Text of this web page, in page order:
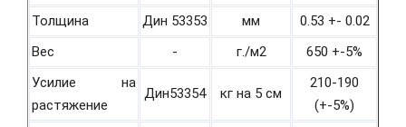
Толщина
Дин 53353 мм
0.53 +- 0.02
Вес
- г./м2
650 +-5%
Усилие на
растяжение
Дин53354 кг на 5 см
210-190
(+-5%)